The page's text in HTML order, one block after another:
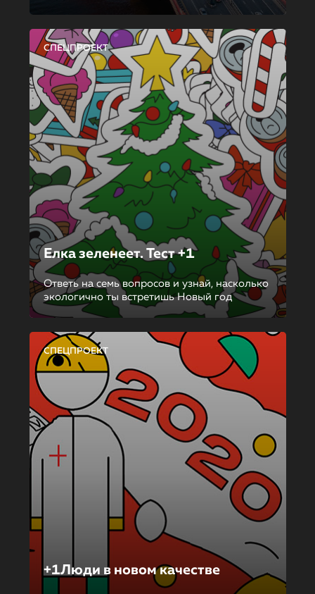
СПЕЦПРОЕКТ
Елка зеленеет. Тест +1
Ответь на семь вопросов и узнай, насколько
экологично ты встретишь Новый год
СПЕЦПРОЕКТ
+1Люди в новом качестве